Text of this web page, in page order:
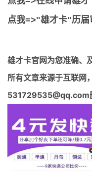
点我=>"雄才卡"历届
雄才卡官网为您准确、
所有文章来源于互联网
531729535@qq.com